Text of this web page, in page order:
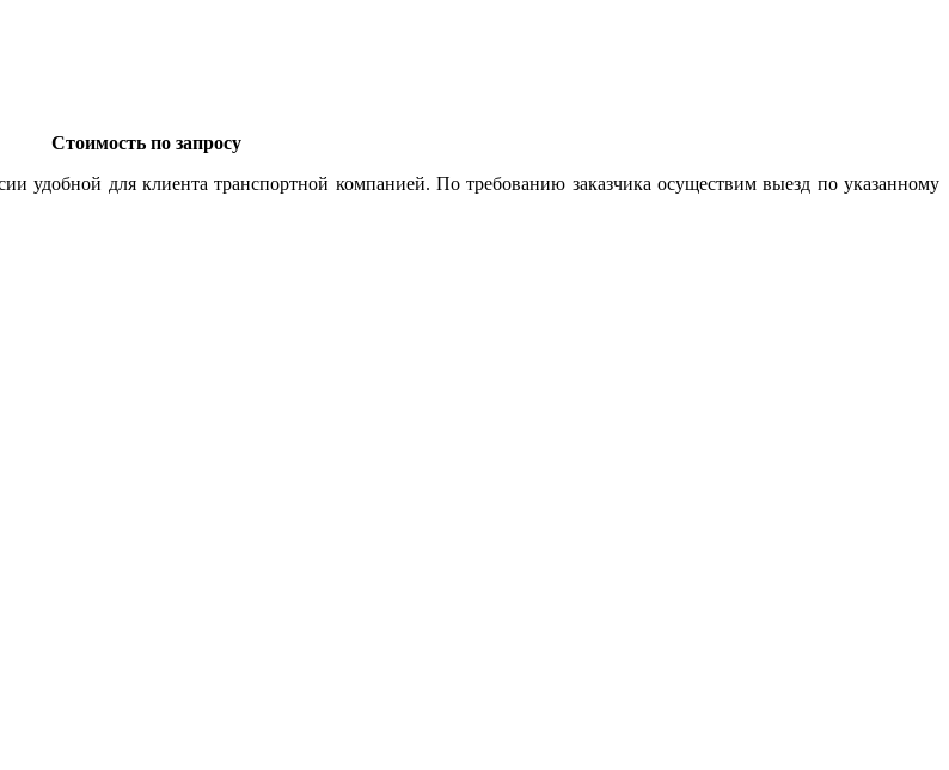
Стоимость по запросу
удобной для клиента транспортной компанией. По требованию заказчика осуществим выезд по указанному